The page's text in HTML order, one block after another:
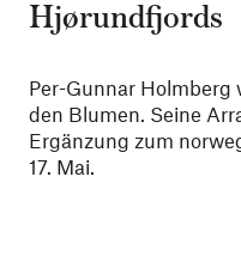
Hjørundfjords
Per-Gunnar Holmberg
den Blumen. Seine
Ergänzung zum
17. Mai.